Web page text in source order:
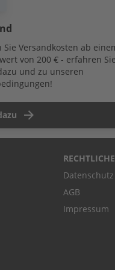
Sie Versandkosten ab
von 200 € - erfahren Sie
und zu unseren
Datenschutz
AGB
Impressum